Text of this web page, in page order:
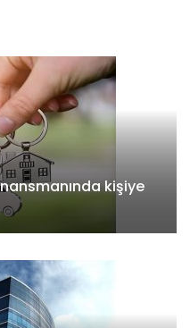
kişiye